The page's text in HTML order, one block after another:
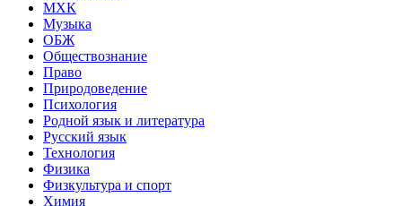
МХК
Музыка
ОБЖ
Обществознание
Право
Природоведение
Психология
Родной язык и литература
Русский язык
Технология
Физика
Физкультура и спорт
Химия